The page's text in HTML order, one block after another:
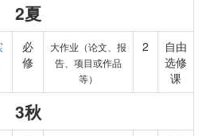
2夏
必
修
大作业（论文、报
告、项目或作品
等）
2
自由
选修
课
3秋